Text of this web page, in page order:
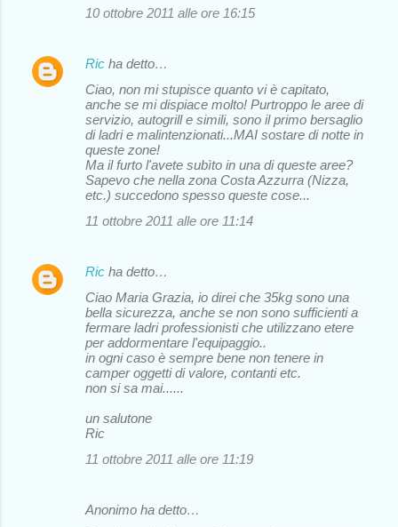
10 ottobre 2011 alle ore 16:15
Ric ha detto…
Ciao, non mi stupisce quanto vi è capitato,
anche se mi dispiace molto! Purtroppo le aree di
servizio, autogrill e simili, sono il primo bersaglio
di ladri e malintenzionati...MAI sostare di notte in
queste zone!
Ma il furto l'avete subìto in una di queste aree?
Sapevo che nella zona Costa Azzurra (Nizza,
etc.) succedono spesso queste cose...
11 ottobre 2011 alle ore 11:14
Ric ha detto…
Ciao Maria Grazia, io direi che 35kg sono una
bella sicurezza, anche se non sono sufficienti a
fermare ladri professionisti che utilizzano etere
per addormentare l'equipaggio..
in ogni caso è sempre bene non tenere in
camper oggetti di valore, contanti etc.
non si sa mai......
un salutone
Ric
11 ottobre 2011 alle ore 11:19
Anonimo ha detto…